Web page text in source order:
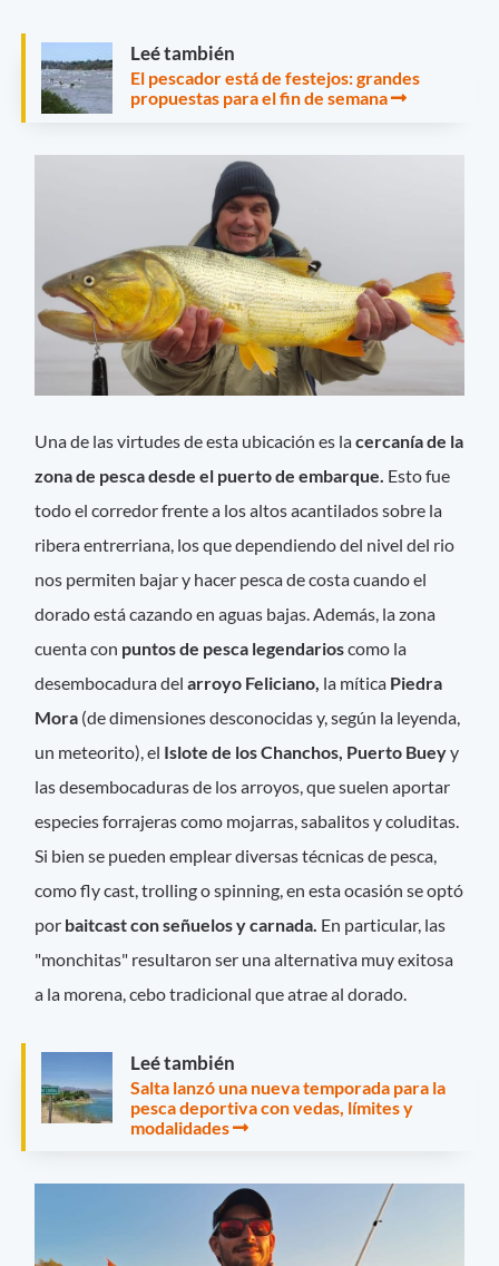
Leé también
El pescador está de festejos: grandes
propuestas para el fin de semana
Una de las virtudes de esta ubicación es lacercanía de la
zona de pesca desde el puerto de embarque. Esto fue
todo el corredor frente a los altos acantilados sobre la
ribera entrerriana, los que dependiendo del nivel del rio
nos permiten bajar y hacer pesca de costa cuando el
dorado está cazando en aguas bajas. Además, la zona
cuenta con puntos de pesca legendarioscomo la
desembocadura delarroyo Feliciano, la mítica Piedra
Mora (de dimensiones desconocidas y, según la leyenda,
un meteorito), el Islote de los Chanchos, Puerto Bueyy
las desembocaduras de los arroyos, que suelen aportar
especies forrajeras como mojarras, sabalitos y coluditas.
Si bien se pueden emplear diversas técnicas de pesca,
como fly cast, trolling o spinning, en esta ocasión se optó
por baitcast con señuelos y carnada. En particular, las
"monchitas" resultaron ser una alternativa muy exitosa
a la morena, cebo tradicional que atrae al dorado.
Leé también
Salta lanzó una nueva temporada para la
pesca deportiva con vedas, límites y
modalidades